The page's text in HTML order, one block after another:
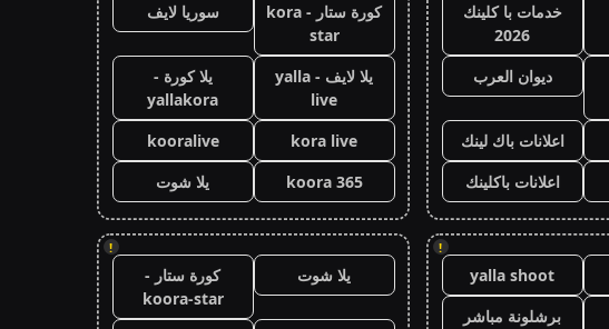
خدمات با كلينك
2026
ديوان العرب
اعلانات باك لينك
اعلانات باكلينك
!
yalla shoot
برشلونة مباشر
كورة ستار - kora
star
سوريا لايف
يلا لايف - yalla
live
يلا كورة -
yallakora
kora live
kooralive
koora 365
يلا شوت
!
يلا شوت
كورة ستار -
koora-star